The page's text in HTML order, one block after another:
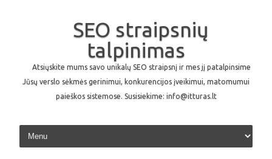
SEO straipsnių
talpinimas
Atsiųskite mums savo unikalų SEO straipsnį ir mes jį patalpinsime
Jūsų verslo sėkmės gerinimui, konkurencijos įveikimui, matomumui
paieškos sistemose. Susisiekime: info@itturas.lt
Skip to content